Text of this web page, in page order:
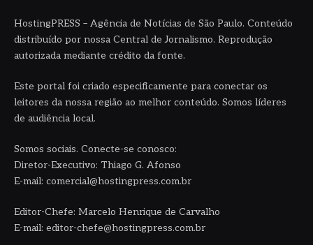
HostingPRESS – Agência de Notícias de São Paulo. Conteúdo
distribuído por nossa Central de Jornalismo. Reprodução
autorizada mediante crédito da fonte.
Este portal foi criado especificamente para conectar os
leitores da nossa região ao melhor conteúdo. Somos líderes
de audiência local.
Somos sociais. Conecte-se conosco:
Diretor-Executivo: Thiago G. Afonso
E-mail: comercial@hostingpress.com.br
Editor-Chefe: Marcelo Henrique de Carvalho
E-mail: editor-chefe@hostingpress.com.br